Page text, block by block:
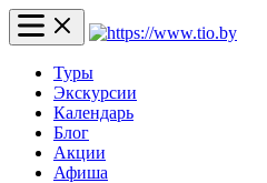
Туры
Экскурсии
Календарь
Блог
Акции
Афиша